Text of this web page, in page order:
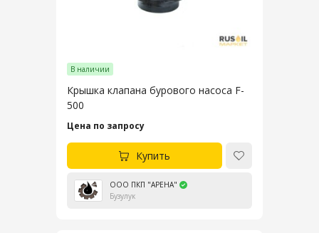
В наличии
Крышка клапана бурового насоса F-
500
Цена по запросу
Купить
ООО ПКП "АРЕНА"
Бузулук